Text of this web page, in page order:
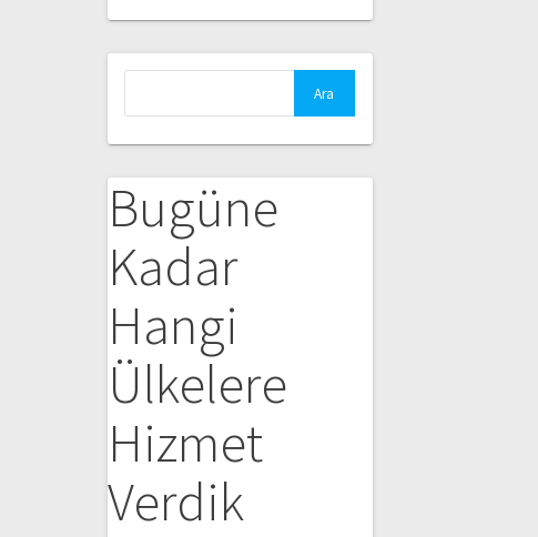
Bugüne
Kadar
Hangi
Ülkelere
Hizmet
Verdik